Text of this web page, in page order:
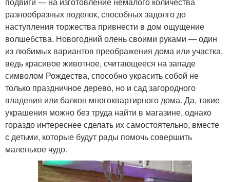
разнообразных поделок, способных задолго до
наступления торжества привнести в дом ощущение
волшебства. Новогодний олень своими руками — один
из любимых вариантов преображения дома или участка,
ведь красивое животное, считающееся на западе
символом Рождества, способно украсить собой не
только праздничное дерево, но и сад загородного
владения или балкон многоквартирного дома. Да, такие
украшения можно без труда найти в магазине, однако
гораздо интереснее сделать их самостоятельно, вместе
с детьми, которые будут рады помочь совершить
маленькое чудо.